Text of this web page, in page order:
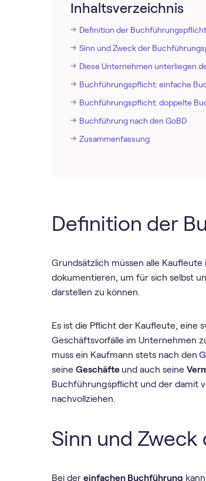
Inhaltsverzeichnis
Definition der Buchführungspflicht
Sinn und Zweck der
Diese Unternehmen unterliegen
Buchführungspflicht: einfache
Buchführungspflicht: doppelte
Buchführung nach den GoBD
Zusammenfassung
Definition der
Grundsätzlich müssen alle
dokumentieren, um für sich selbst
darstellen zu können.
Es ist die Pflicht der Kaufleute, eine
Geschäftsvorfälle im Unternehmen
muss ein Kaufmann stets nach den
seineGeschäfte und auch seine
Buchführungspflicht und der damit
nachvollziehen.
Sinn und
Bei dereinfachen Buchführung